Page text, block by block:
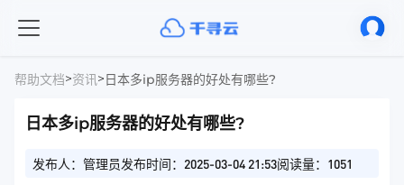
帮助文档>资讯>日本多ip服务器的好处有哪些?
日本多ip服务器的好处有哪些?
发布人：管理员发布时间：2025-03-04 21:53阅读量：1051